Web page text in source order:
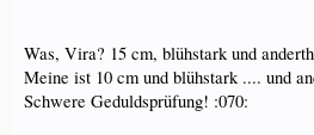
Was, Vira? 15 cm, blühstark und
Meine ist 10 cm und blühstark .... und
Schwere Geduldsprüfung! :070: